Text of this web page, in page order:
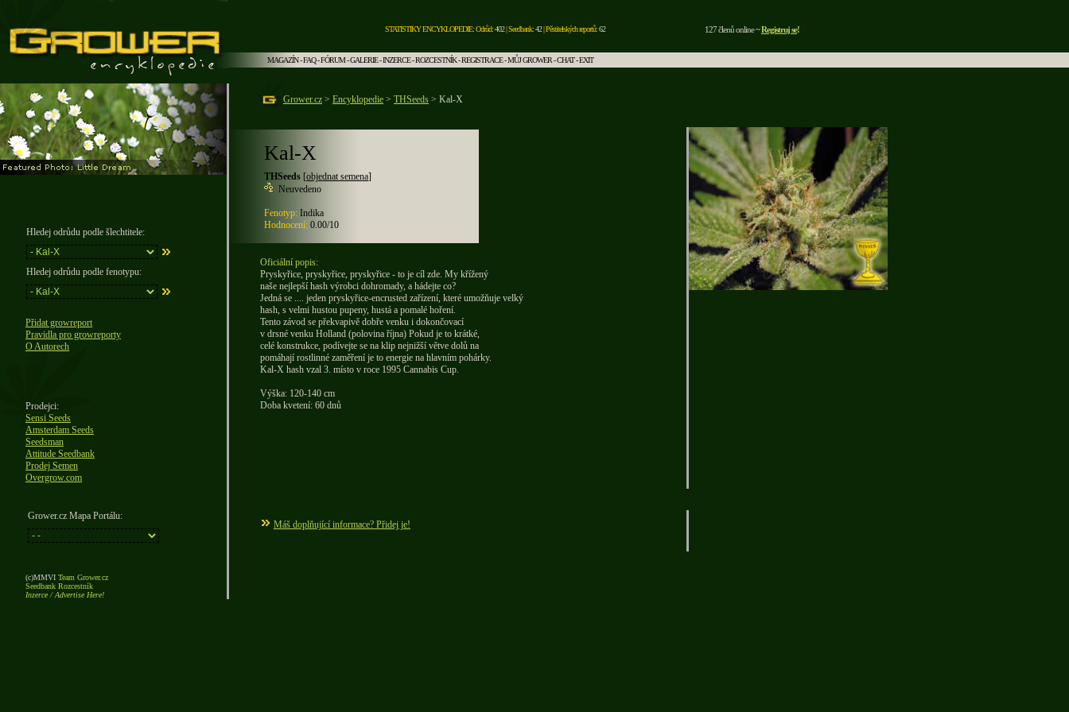
STATISTIKY ENCYKLOPEDIE: Odrůd:402| Seedbank:42| Pěstitelských reportů:62 127 členů online~Registruj se!
MAGAZÍN-FAQ-FÓRUM-GALERIE-INZERCE-ROZCESTNÍK-REGISTRACE-MŮJ GROWER-CHAT-EXIT
Hledej odrůdu podle šlechtitele:
Hledej odrůdu podle fenotypu:
Přidat growreport
Pravidla pro growreporty
O Autorech
Prodejci:
Sensi Seeds
Amsterdam Seeds
Seedsman
Attitude Seedbank
Prodej Semen
Overgrow.com
Grower.cz Mapa Portálu:
(c)MMVI Team Grower.cz
Seedbank Rozcestník
Inzerce / Advertise Here!
Grower.cz > Encyklopedie > THSeeds > Kal-X
Kal-X
THSeeds [objednat semena]
Neuvedeno
Fenotyp: Indika
Hodnocení: 0.00/10
Oficiální popis:
Pryskyřice, pryskyřice, pryskyřice - to je cíl zde. My křížený
naše nejlepší hash výrobci dohromady, a hádejte co?
Jedná se .... jeden pryskyřice-encrusted zařízení, které umožňuje velký
hash, s velmi hustou pupeny, hustá a pomalé hoření.
Tento závod se překvapivě dobře venku i dokončovací
v drsné venku Holland (polovina října) Pokud je to krátké,
celé konstrukce, podívejte se na klip nejnižší větve dolů na
pomáhají rostlinné zaměření je to energie na hlavním pohárky.
Kal-X hash vzal 3. místo v roce 1995 Cannabis Cup.
Výška: 120-140 cm
Doba kvetení: 60 dnů
Máš doplňující informace? Přidej je!